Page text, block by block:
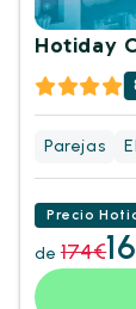
Hotiday
Parejas
Precio
de 174€